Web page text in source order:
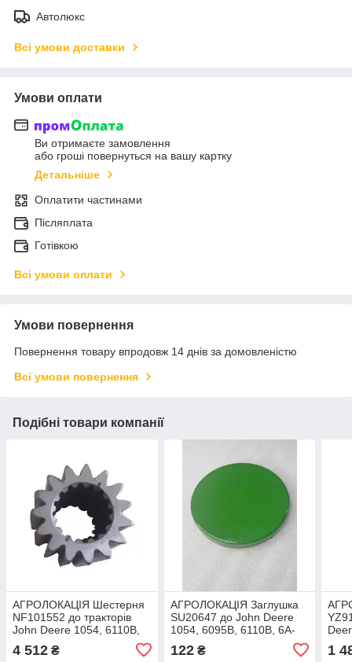
Автолюкс
Всі умови доставки
Умови оплати
Ви отримаєте замовлення
або гроші повернуться на вашу картку
Детальніше
Оплатити частинами
Післяплата
Готівкою
Всі умови оплати
Умови повернення
Повернення товару впродовж 14 днів за домовленістю
Всі умови повернення
Подібні товари компанії
АГРОЛОКАЦІЯ Шестерня
NF101552 до тракторів
John Deere 1054, 6110B,
1204, 6E-1404
4 512 ₴
АГРОЛОКАЦІЯ Заглушка
SU20647 до John Deere
1054, 6095B, 6110B, 6A-
1354, 6A-1104, 6E-1204,
6E-1404 (унікальний
122₴ 1